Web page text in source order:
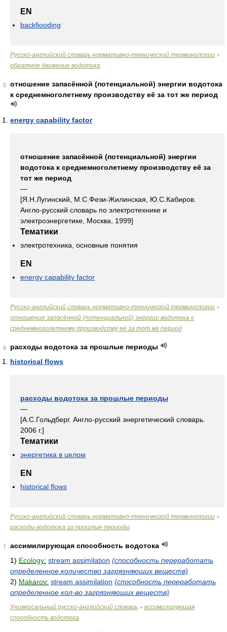
EN
backfiooding
Русско-английский словарь нормативно-технической терминологии >
обратное движение водотока
5
отношение запасённой (потенциальной) энергии водотока
к среднемноголетнему производству её за тот же период
energy capability factor
отношение запасённой (потенциальной) энергии
водотока к среднемноголетнему производству её за
тот же период
—
[Я.Н.Лугинский, М.С.Фези-Жилинская, Ю.С.Кабиров.
Англо-русский словарь по электротехнике и
электроэнергетике, Москва, 1999]
Тематики
электротехника, основные понятия
EN
energy capability factor
Русско-английский словарь нормативно-технической терминологии >
отношение запасённой (потенциальной) энергии водотока к
среднемноголетнему производству её за тот же период
6
расходы водотока за прошлые периоды
historical flows
расходы водотока за прошлые периоды
—
[А.С.Гольдберг. Англо-русский энергетический словарь.
2006 г.]
Тематики
энергетика в целом
EN
historical flows
Русско-английский словарь нормативно-технической терминологии >
расходы водотока за прошлые периоды
7
ассимилирующая способность водотока
1) Ecology: stream assimilation (способность переработать
определенное количество загрязняющих веществ)
2) Makarov: stream assimilation (способность переработать
определенное кол-во загрязняющих веществ)
Универсальный русско-английский словарь > ассимилирующая
способность водотока